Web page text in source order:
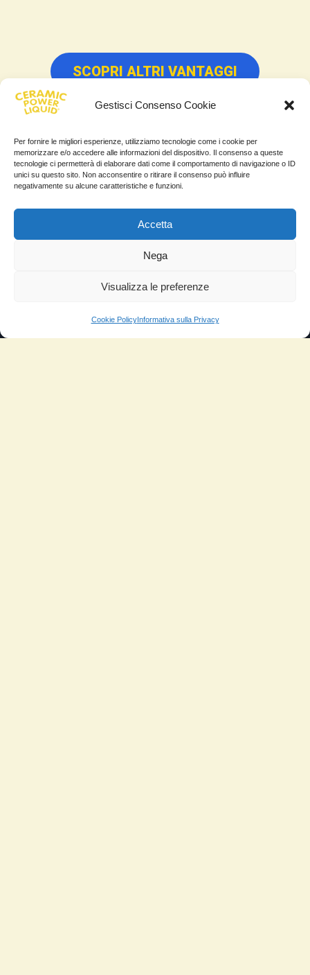
Gestisci Consenso Cookie
Per fornire le migliori esperienze, utilizziamo tecnologie come i cookie per
memorizzare e/o accedere alle informazioni del dispositivo. Il consenso a queste
tecnologie ci permetterà di elaborare dati come il comportamento di navigazione o ID
unici su questo sito. Non acconsentire o ritirare il consenso può influire
negativamente su alcune caratteristiche e funzioni.
Accetta
Nega
Visualizza le preferenze
Cookie PolicyInformativa sulla Privacy
SCOPRI ALTRI VANTAGGI
PER AVERE TUTTI I VANTAGGI
DI
CERAMIC POWER
LIQUID
ENTRA SUBITO NELLO SHOP
Prendilo direttamente dal
produttore a condizione